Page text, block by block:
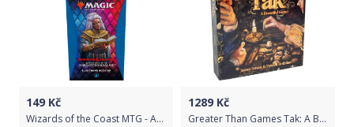
149 Kč
Wizards of the Coast MTG - Adventures in the Forgotten Realms Theme Booster Varianta: Blue Theme Booster
1289 Kč
Greater Than Games Tak: A Beautiful Game 2nd Edition